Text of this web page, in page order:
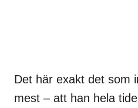
Det här exakt det som
mest – att han hela